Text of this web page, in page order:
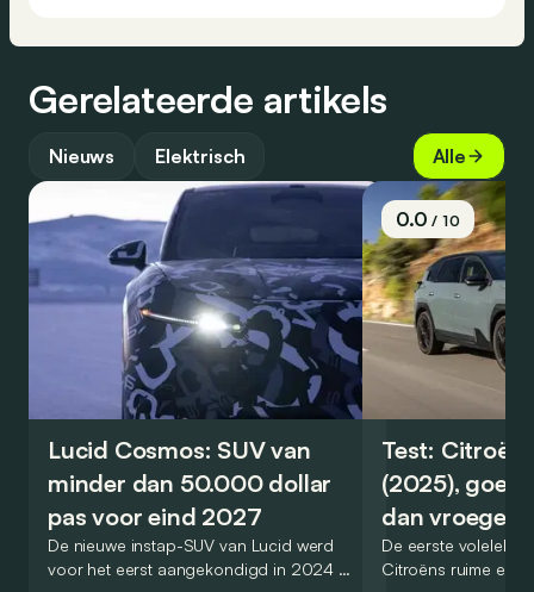
Gerelateerde artikels
Nieuws Elektrisch Alle
Lucid Cosmos: SUV van
minder dan 50.000 dollar
pas voor eind 2027
De nieuwe instap-SUV van Lucid werd
voor het eerst aangekondigd in 2024 en
0.0/ 10
Test: Citroën
(2025), goed
dan vroeger
De eerste
Citroëns ruime en